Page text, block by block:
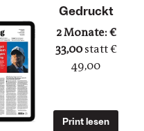
Gedruckt
2 Monate: €
33,00statt €
49,00
Print lesen